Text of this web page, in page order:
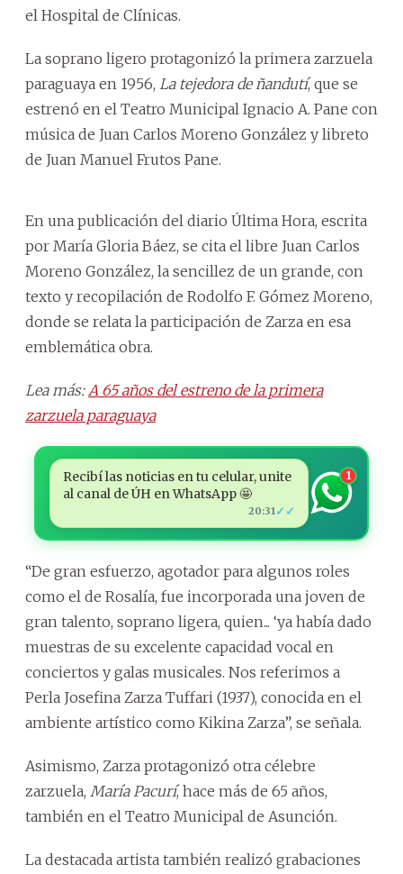
el Hospital de Clínicas.
La soprano ligero protagonizó la primera zarzuela
paraguaya en 1956, La tejedora de ñandutí, que se
estrenó en el Teatro Municipal Ignacio A. Pane con
música de Juan Carlos Moreno González y libreto
de Juan Manuel Frutos Pane.
En una publicación del diario Última Hora, escrita
por María Gloria Báez, se cita el libre Juan Carlos
Moreno González, la sencillez de un grande, con
texto y recopilación de Rodolfo F. Gómez Moreno,
donde se relata la participación de Zarza en esa
emblemática obra.
Lea más: A 65 años del estreno de la primera
zarzuela paraguaya
Recibí las noticias en tu celular, unite
al canal de ÚH en WhatsApp 🤩
20:31 ✓✓
1
“De gran esfuerzo, agotador para algunos roles
como el de Rosalía, fue incorporada una joven de
gran talento, soprano ligera, quien... ‘ya había dado
muestras de su excelente capacidad vocal en
conciertos y galas musicales. Nos referimos a
Perla Josefina Zarza Tuffari (1937), conocida en el
ambiente artístico como Kikina Zarza”, se señala.
Asimismo, Zarza protagonizó otra célebre
zarzuela, María Pacurí, hace más de 65 años,
también en el Teatro Municipal de Asunción.
La destacada artista también realizó grabaciones